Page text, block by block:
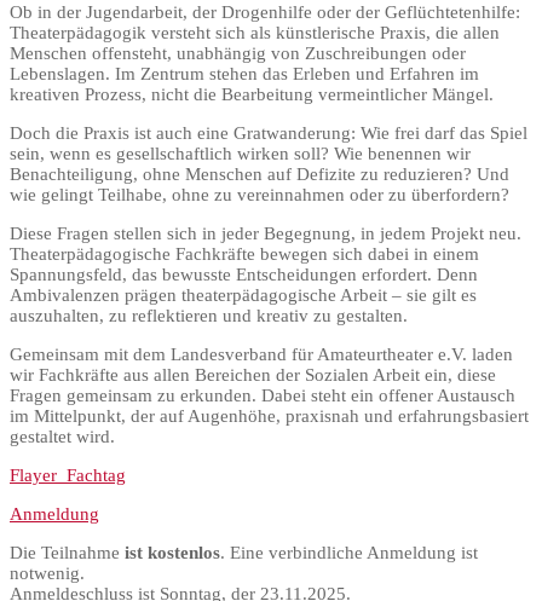
Ob in der Jugendarbeit, der Drogenhilfe oder der Geflüchtetenhilfe:
Theaterpädagogik versteht sich als künstlerische Praxis, die allen
Menschen offensteht, unabhängig von Zuschreibungen oder
Lebenslagen. Im Zentrum stehen das Erleben und Erfahren im
kreativen Prozess, nicht die Bearbeitung vermeintlicher Mängel.
Doch die Praxis ist auch eine Gratwanderung: Wie frei darf das Spiel
sein, wenn es gesellschaftlich wirken soll? Wie benennen wir
Benachteiligung, ohne Menschen auf Defizite zu reduzieren? Und
wie gelingt Teilhabe, ohne zu vereinnahmen oder zu überfordern?
Diese Fragen stellen sich in jeder Begegnung, in jedem Projekt neu.
Theaterpädagogische Fachkräfte bewegen sich dabei in einem
Spannungsfeld, das bewusste Entscheidungen erfordert. Denn
Ambivalenzen prägen theaterpädagogische Arbeit – sie gilt es
auszuhalten, zu reflektieren und kreativ zu gestalten.
Gemeinsam mit dem Landesverband für Amateurtheater e.V. laden
wir Fachkräfte aus allen Bereichen der Sozialen Arbeit ein, diese
Fragen gemeinsam zu erkunden. Dabei steht ein offener Austausch
im Mittelpunkt, der auf Augenhöhe, praxisnah und erfahrungsbasiert
gestaltet wird.
Flayer_Fachtag
Anmeldung
Die Teilnahme ist kostenlos. Eine verbindliche Anmeldung ist
notwenig.
Anmeldeschluss ist Sonntag, der 23.11.2025.